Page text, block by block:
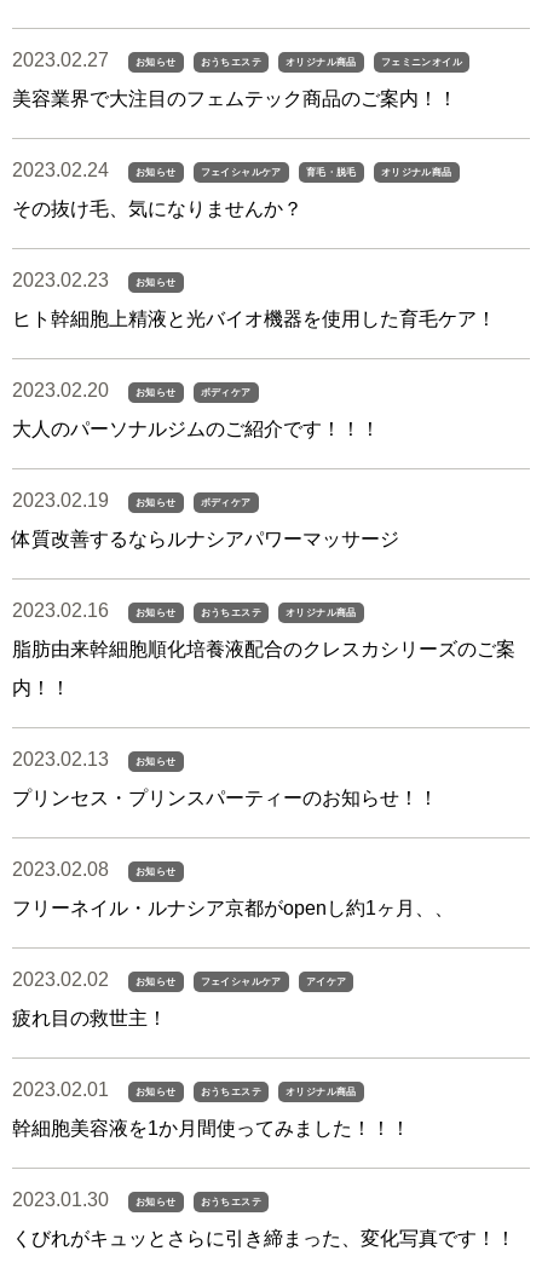
2023.02.27 お知らせ おうちエステ オリジナル商品 フェミニンオイル
美容業界で大注目のフェムテック商品のご案内！！
2023.02.24 お知らせ フェイシャルケア 育毛・脱毛 オリジナル商品
その抜け毛、気になりませんか？
2023.02.23 お知らせ
ヒト幹細胞上精液と光バイオ機器を使用した育毛ケア！
2023.02.20 お知らせ ボディケア
大人のパーソナルジムのご紹介です！！！
2023.02.19 お知らせ ボディケア
体質改善するならルナシアパワーマッサージ
2023.02.16 お知らせ おうちエステ オリジナル商品
脂肪由来幹細胞順化培養液配合のクレスカシリーズのご案
内！！
2023.02.13 お知らせ
プリンセス・プリンスパーティーのお知らせ！！
2023.02.08 お知らせ
フリーネイル・ルナシア京都がopenし約1ヶ月、、
2023.02.02 お知らせ フェイシャルケア アイケア
疲れ目の救世主！
2023.02.01 お知らせ おうちエステ オリジナル商品
幹細胞美容液を1か月間使ってみました！！！
2023.01.30 お知らせ おうちエステ
くびれがキュッとさらに引き締まった、変化写真です！！